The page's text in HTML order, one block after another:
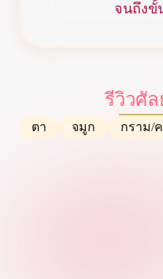
จนถึงขั้
รีวิวศั
ตา จมูก กราม/